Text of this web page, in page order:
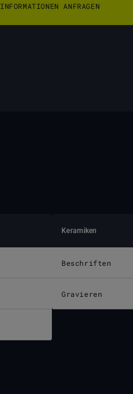
INFORMATIONEN ANFRAGEN
Keramiken
Beschriften
Gravieren